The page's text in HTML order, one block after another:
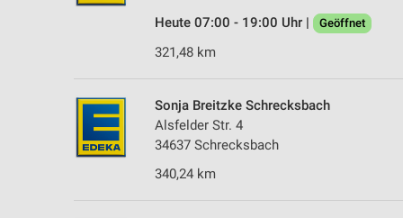
Heute 07:00 - 19:00 Uhr |
Geöffnet
321,48 km
Sonja Breitzke Schrecksbach
Alsfelder Str. 4
34637 Schrecksbach
340,24 km